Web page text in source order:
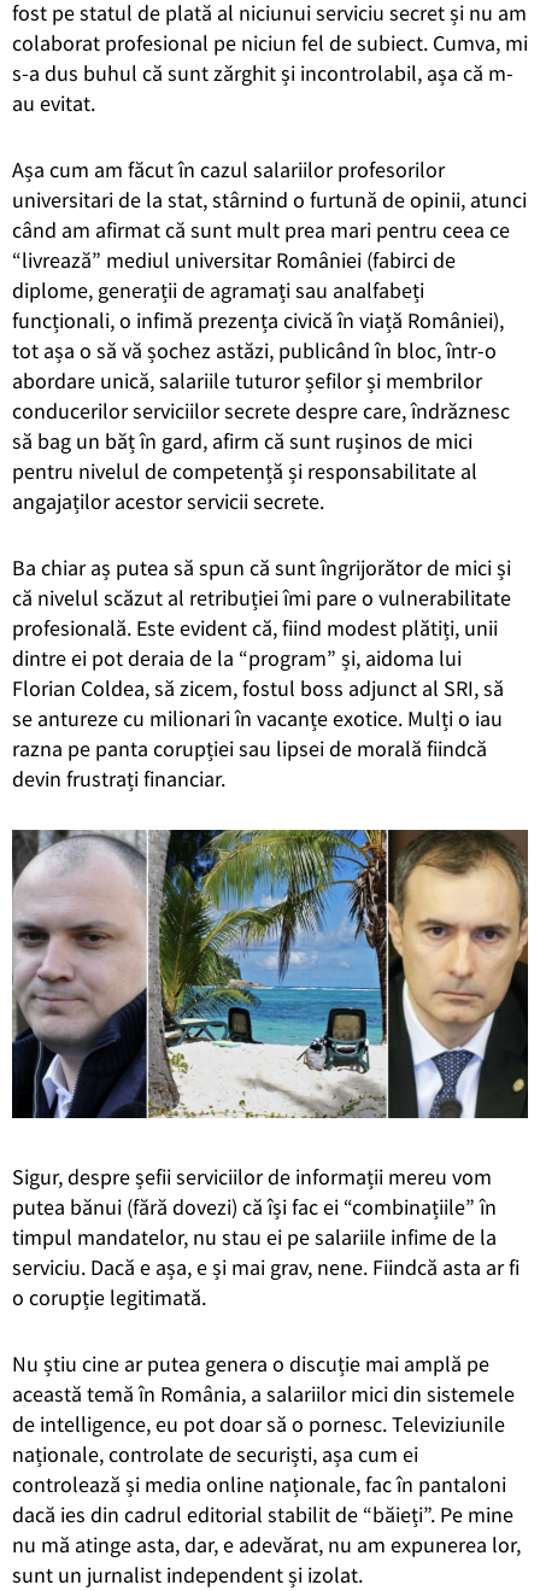
fost pe statul de plată al niciunui serviciu secret și nu am
colaborat profesional pe niciun fel de subiect. Cumva, mi
s-a dus buhul că sunt zărghit și incontrolabil, așa că m-
au evitat.
Așa cum am făcut în cazul salariilor profesorilor
universitari de la stat, stârnind o furtună de opinii, atunci
când am afirmat că sunt mult prea mari pentru ceea ce
“livrează” mediul universitar României (fabirci de
diplome, generații de agramați sau analfabeți
funcționali, o infimă prezența civică în viață României),
tot așa o să vă șochez astăzi, publicând în bloc, într-o
abordare unică, salariile tuturor șefilor și membrilor
conducerilor serviciilor secrete despre care, îndrăznesc
să bag un băț în gard, afirm că sunt rușinos de mici
pentru nivelul de competență și responsabilitate al
angajaților acestor servicii secrete.
Ba chiar aș putea să spun că sunt îngrijorător de mici și
că nivelul scăzut al retribuției îmi pare o vulnerabilitate
profesională. Este evident că, fiind modest plătiți, unii
dintre ei pot deraia de la “program” și, aidoma lui
Florian Coldea, să zicem, fostul boss adjunct al SRI, să
se antureze cu milionari în vacanțe exotice. Mulți o iau
razna pe panta corupției sau lipsei de morală fiindcă
devin frustrați financiar.
Sigur, despre șefii serviciilor de informații mereu vom
putea bănui (fără dovezi) că își fac ei “combinațiile” în
timpul mandatelor, nu stau ei pe salariile infime de la
serviciu. Dacă e așa, e și mai grav, nene. Fiindcă asta ar fi
o corupție legitimată.
Nu știu cine ar putea genera o discuție mai amplă pe
această temă în România, a salariilor mici din sistemele
de intelligence, eu pot doar să o pornesc. Televiziunile
naționale, controlate de securiști, așa cum ei
controlează și media online naționale, fac în pantaloni
dacă ies din cadrul editorial stabilit de “băieți”. Pe mine
nu mă atinge asta, dar, e adevărat, nu am expunerea lor,
sunt un jurnalist independent și izolat.